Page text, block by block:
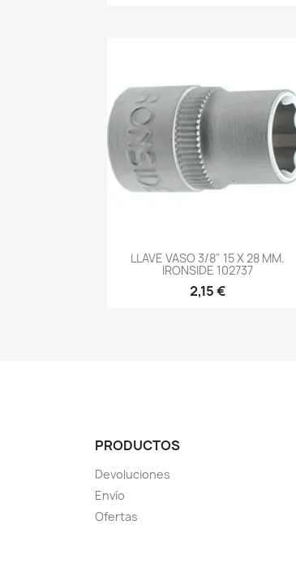
-->
LLAVE VASO 3/8" 15 X 28 MM.
IRONSIDE 102737
2,15 €
PRODUCTOS
Devoluciones
Envío
Ofertas